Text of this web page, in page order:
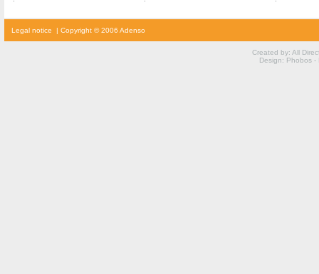
cialisLegal notice | Copyright © 2006 Adenso
Created by: All
Design: Phobos -